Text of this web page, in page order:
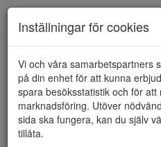
HEM GRANINGE
Inställningar för cookies
Vi och våra samarbetspartners
på din enhet för att kunna
spara besöksstatistik och för
marknadsföring. Utöver
sida ska fungera, kan du själv
tillåta.